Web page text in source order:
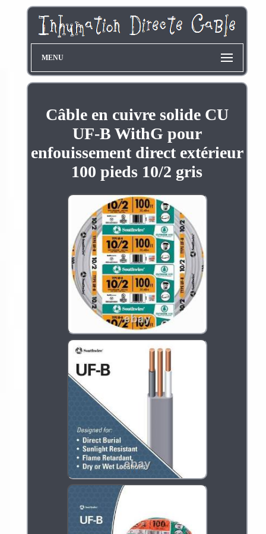
MENU
Câble en cuivre solide CU
UF-B WithG pour
enfouissement direct extérieur
100 pieds 10/2 gris